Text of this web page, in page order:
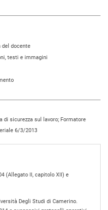
del docente
testi e immagini
di sicurezza sul lavoro; Formatore
6/3/2013
(Allegato II, capitolo XII) e
Degli Studi di Camerino.